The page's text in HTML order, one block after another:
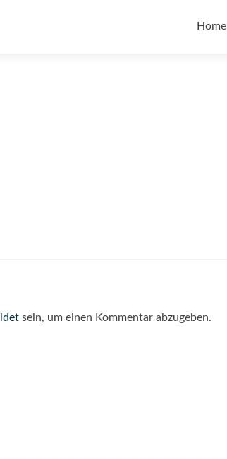
Home
sein, um einen Kommentar abzugeben.